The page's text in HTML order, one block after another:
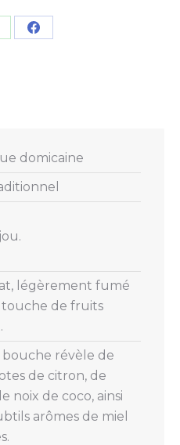
Share
domicaine
légèrement fumé
touche de fruits
bouche révèle de
de citron, de
noix de coco, ainsi
arômes de miel